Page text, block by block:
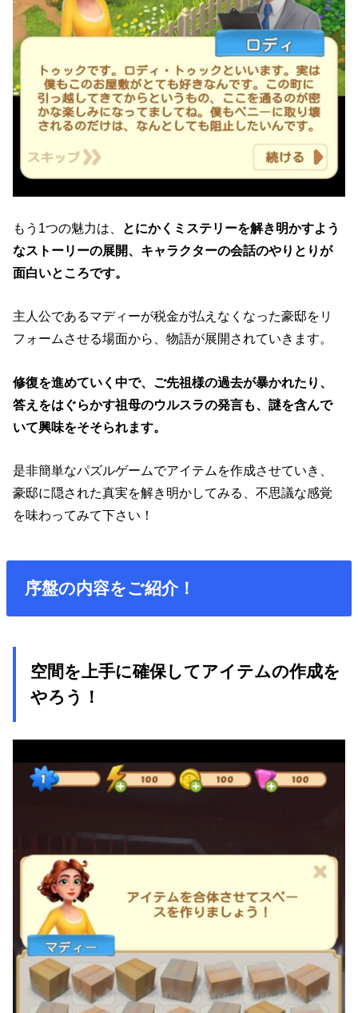
もう1つの魅力は、 とにかくミステリーを解き明かすよう
なストーリーの展開、キャラクターの会話のやりとりが
面白いところです。
主人公であるマディーが税金が払えなくなった豪邸をリ
フォームさせる場面から、物語が展開されていきます。
修復を進めていく中で、ご先祖様の過去が暴かれたり、
答えをはぐらかす祖母のウルスラの発言も、謎を含んで
いて興味をそそられます。
是非簡単なパズルゲームでアイテムを作成させていき、
豪邸に隠された真実を解き明かしてみる、不思議な感覚
を味わってみて下さい！
序盤の内容をご紹介！
空間を上手に確保してアイテムの作成を
やろう！